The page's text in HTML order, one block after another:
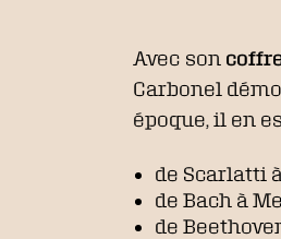
Avec son
Carbonel
époque, il en
de Scarlatti
de Bach à
de